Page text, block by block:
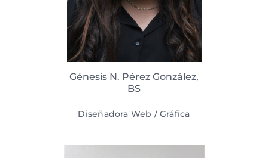
Génesis N. Pérez González,
BS
Diseñadora Web / Gráfica